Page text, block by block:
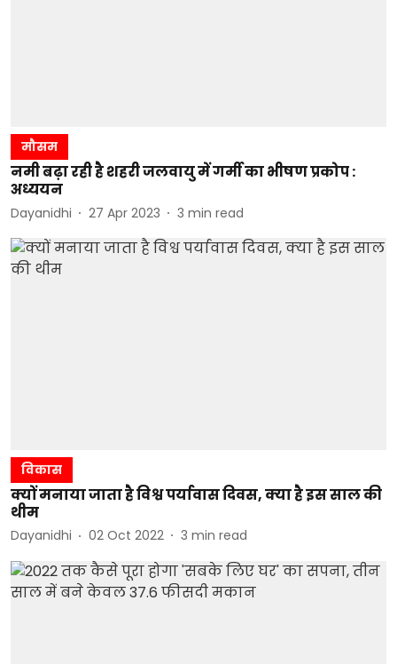
मौसम
नमी बढ़ा रही है शहरी जलवायु में गर्मी का भीषण प्रकोप :
अध्ययन
Dayanidhi 27 Apr 2023 3 min read
विकास
क्यों मनाया जाता है विश्व पर्यावास दिवस, क्या है इस साल की
थीम
Dayanidhi 02 Oct 2022 3 min read